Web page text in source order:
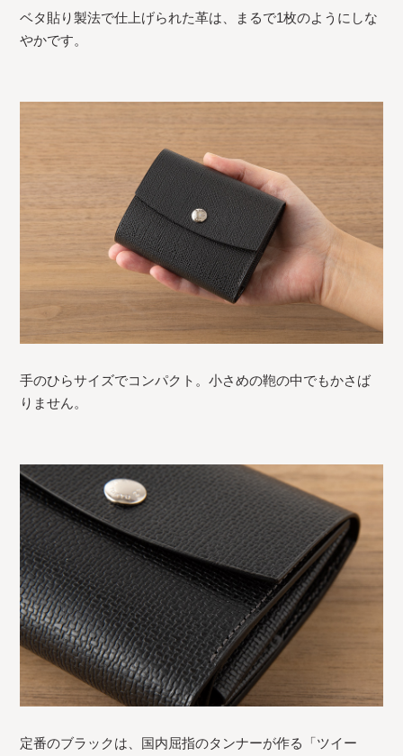
ベタ貼り製法で仕上げられた革は、まるで1枚のようにしな
やかです。
手のひらサイズでコンパクト。小さめの鞄の中でもかさば
りません。
定番のブラックは、国内屈指のタンナーが作る「ツイー